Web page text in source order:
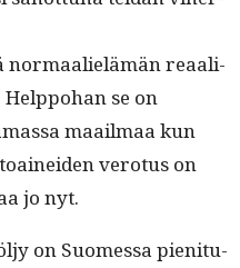
nor­maalielämän reaali­
se on
maail­maa kun
vero­tus on
jo nyt.
on Suomes­sa pien­i­t­u­